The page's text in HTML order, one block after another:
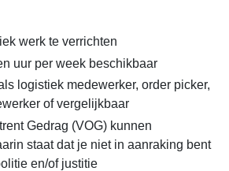
werk te verrichten
uur per week beschikbaar
logistiek medewerker, order picker,
of vergelijkbaar
Gedrag (VOG) kunnen
staat dat je niet in aanraking bent
en/of justitie